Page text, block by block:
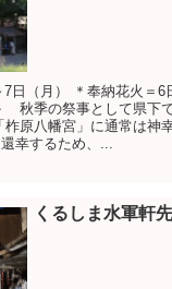
7日（月） ＊奉納花火
秋季の祭事として県下
原八幡宮」に通常は神
幸するため、...
くるしま水軍軒